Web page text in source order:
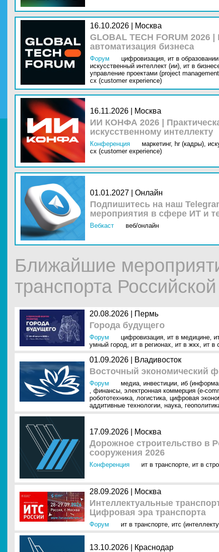
16.10.2026 | Москва
GLOBAL TECH FORUM
автоматизация бизнеса
Форум цифровизация, ит в
искусственный интеллект (ии), ит в
управление проектами (project
cx (customer experience)
16.11.2026 | Москва
ИИ КОНФА 2026 |
искусственному интеллекту
Конференция маркетинг, hr (кадры),
cx (customer experience)
01.01.2027 | Онлайн
Подпишитесь на наш
мероприятия в сфере ИТ и
Вебкаст веб/онлайн
Ближайшие
транспорта
20.08.2026 | Пермь
Города будущего
Форум цифровизация, ит в медицине,
умный город, ит в регионах, ит в жкх, ит в
01.09.2026 | Владивосток
Восточный экономический
Форум медиа, инвестиции, иб
, финансы, электронная коммерция (e-
робототехника, логистика, цифровая
аддитивные технологии, наука,
17.09.2026 | Москва
Дорожное строительство в
сооружения 2026
Конференция ит в транспорте, ит в
28.09.2026 | Москва
Интеллектуальные
Цифровая эра транспорта
Форум ит в транспорте, итс
13.10.2026 | Краснодар